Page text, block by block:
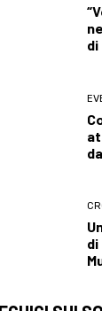
di
di